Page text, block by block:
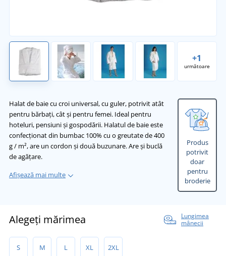
+1
următoare
Halat de baie cu croi universal, cu guler, potrivit atât
pentru bărbați, cât și pentru femei. Ideal pentru
hoteluri, pensiuni și gospodării. Halatul de baie este
confecționat din bumbac 100% cu o greutate de 400
g / m², are un cordon și două buzunare. Are și buclă
de agățare.
Afișează mai multe
Produs
potrivit
doar
pentru
broderie
Alegeți mărimea
Lungimea
mânecii
S M L XL 2XL